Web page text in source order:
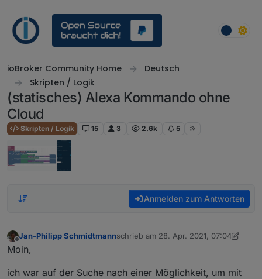
ioBroker Community Home
Deutsch
Skripten / Logik
(statisches) Alexa Kommando ohne
Cloud
Skripten / Logik 15 3 2.6k 5
Anmelden zum Antworten
Offline
Jan-Philipp Schmidtmannschrieb am 28. Apr. 2021, 07:04
zuletzt editiert von Jan-Philipp
Moin,
ich war auf der Suche nach einer Möglichkeit, um mit